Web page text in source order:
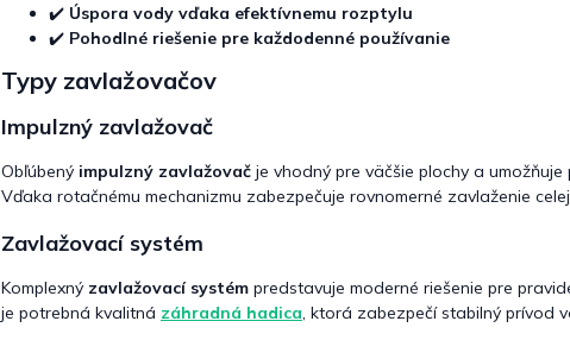
✔️ Úspora vody vďaka efektívnemu rozptylu
✔️ Pohodlné riešenie pre každodenné používanie
Typy zavlažovačov
Impulzný zavlažovač
Obľúbený impulzný zavlažovač je vhodný pre väčšie plochy a
Vďaka rotačnému mechanizmu zabezpečuje rovnomerné zavlaženie
Zavlažovací systém
Komplexný zavlažovací systém predstavuje moderné riešenie pre
je potrebná kvalitná záhradná hadica, ktorá zabezpečí stabilný prívod